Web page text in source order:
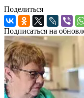
Поделиться
Подписаться на